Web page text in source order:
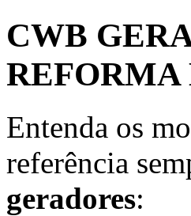
CWB
REFORMA
Entenda os
referência
geradores: